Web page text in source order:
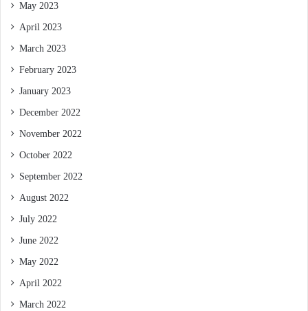
May 2023
April 2023
March 2023
February 2023
January 2023
December 2022
November 2022
October 2022
September 2022
August 2022
July 2022
June 2022
May 2022
April 2022
March 2022